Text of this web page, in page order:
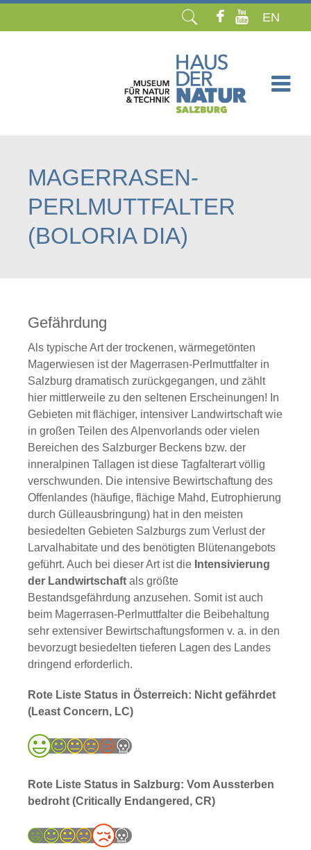
EN
MAGERRASEN-
PERLMUTTFALTER
(BOLORIA DIA)
Gefährdung
Als typische Art der trockenen, wärmegetönten
Magerwiesen ist der Magerrasen-Perlmuttfalter in
Salzburg dramatisch zurückgegangen, und zählt
hier mittlerweile zu den seltenen Erscheinungen! In
Gebieten mit flächiger, intensiver Landwirtschaft wie
in großen Teilen des Alpenvorlands oder vielen
Bereichen des Salzburger Beckens bzw. der
inneralpinen Tallagen ist diese Tagfalterart völlig
verschwunden. Die intensive Bewirtschaftung des
Offenlandes (häufige, flächige Mahd, Eutrophierung
durch Gülleausbringung) hat in den meisten
besiedelten Gebieten Salzburgs zum Verlust der
Larvalhabitate und des benötigten Blütenangebots
geführt. Auch bei dieser Art ist die Intensivierung
der Landwirtschaft als größte
Bestandsgefährdung anzusehen. Somit ist auch
beim Magerrasen-Perlmuttfalter die Beibehaltung
sehr extensiver Bewirtschaftungsformen v. a. in den
bevorzugt besiedelten tieferen Lagen des Landes
dringend erforderlich.
Rote Liste Status in Österreich: Nicht gefährdet
(Least Concern, LC)
Rote Liste Status in Salzburg: Vom Aussterben
bedroht (Critically Endangered, CR)